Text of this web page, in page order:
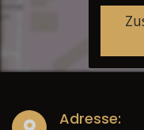
Adresse: